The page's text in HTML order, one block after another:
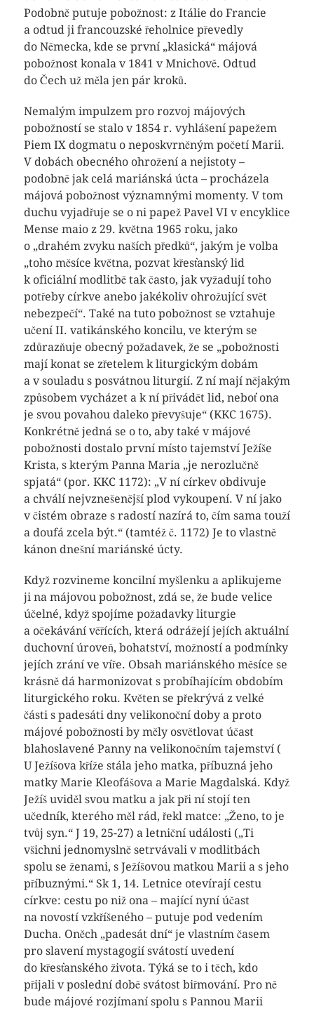
Podobně putuje pobožnost: z Itálie do Francie
a odtud ji francouzské řeholnice převedly
do Německa, kde se první „klasická“ májová
pobožnost konala v 1841 v Mnichově. Odtud
do Čech už měla jen pár kroků.
Nemalým impulzem pro rozvoj májových
pobožností se stalo v 1854 r. vyhlášení papežem
Piem IX dogmatu o neposkvrněným početí Marii.
V dobách obecného ohrožení a nejistoty –
podobně jak celá mariánská úcta – procházela
májová pobožnost významnými momenty. V tom
duchu vyjadřuje se o ni papež Pavel VI v encyklice
Mense maio z 29. května 1965 roku, jako
o „drahém zvyku naších předků“, jakým je volba
„toho měsíce května, pozvat křesťanský lid
k oficiální modlitbě tak často, jak vyžadují toho
potřeby církve anebo jakékoliv ohrožující svět
nebezpečí“. Také na tuto pobožnost se vztahuje
učení II. vatikánského koncilu, ve kterým se
zdůrazňuje obecný požadavek, že se „pobožnosti
mají konat se zřetelem k liturgickým dobám
a v souladu s posvátnou liturgií. Z ní mají nějakým
způsobem vycházet a k ní přivádět lid, neboť ona
je svou povahou daleko převyšuje“ (KKC 1675).
Konkrétně jedná se o to, aby také v májové
pobožnosti dostalo první místo tajemství Ježíše
Krista, s kterým Panna Maria „je nerozlučně
spjatá“ (por. KKC 1172): „V ní církev obdivuje
a chválí nejvznešenější plod vykoupení. V ní jako
v čistém obraze s radostí nazírá to, čím sama touží
a doufá zcela být.“ (tamtéž č. 1172) Je to vlastně
kánon dnešní mariánské úcty.
Když rozvineme koncilní myšlenku a aplikujeme
ji na májovou pobožnost, zdá se, že bude velice
účelné, když spojíme požadavky liturgie
a očekávání věřících, která odrážejí jejích aktuální
duchovní úroveň, bohatství, možností a podmínky
jejích zrání ve víře. Obsah mariánského měsíce se
krásně dá harmonizovat s probíhajícím obdobím
liturgického roku. Květen se překrývá z velké
části s padesáti dny velikonoční doby a proto
májové pobožnosti by měly osvětlovat účast
blahoslavené Panny na velikonočním tajemství (
U Ježíšova kříže stála jeho matka, příbuzná jeho
matky Marie Kleofášova a Marie Magdalská. Když
Ježíš uviděl svou matku a jak při ní stojí ten
učedník, kterého měl rád, řekl matce: „Ženo, to je
tvůj syn.“ J 19, 25-27) a letniční události („Ti
všichni jednomyslně setrvávali v modlitbách
spolu se ženami, s Ježíšovou matkou Marii a s jeho
příbuznými.“ Sk 1, 14. Letnice otevírají cestu
církve: cestu po niž ona – mající nyní účast
na novostí vzkříšeného – putuje pod vedením
Ducha. Oněch „padesát dní“ je vlastním časem
pro slavení mystagogií svátostí uvedení
do křesťanského života. Týká se to i těch, kdo
přijali v poslední době svátost biřmování. Pro ně
bude májové rozjímaní spolu s Pannou Marii